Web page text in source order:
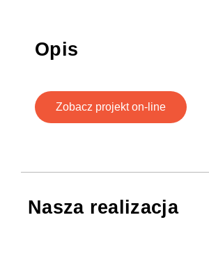
Opis
Zobacz projekt on-line
Nasza realizacja